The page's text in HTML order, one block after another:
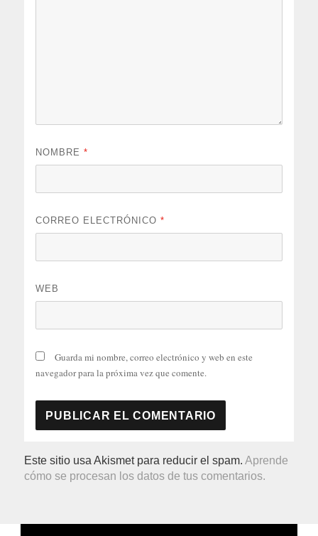
NOMBRE*
CORREO ELECTRÓNICO*
WEB
Guarda mi nombre, correo electrónico y web en este
navegador para la próxima vez que comente.
Este sitio usa Akismet para reducir el spam.Aprende
cómo se procesan los datos de tus comentarios.